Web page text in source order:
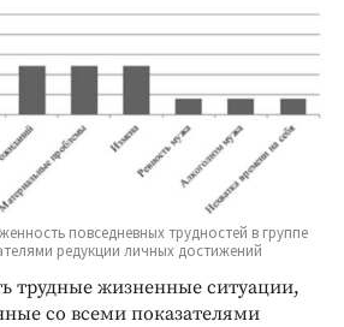
повседневных трудностей в группе
редукции личных достижений
трудные жизненные ситуации,
со всеми показателями